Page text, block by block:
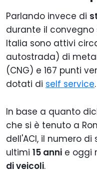
Parlando invece di
durante il
Italia sono attivi
autostrada) di
(CNG) e 167 punti
dotati di self service.
In base a quanto
che si è tenuto a
dell'ACI, il numero
ultimi 15 anni e oggi
di veicoli.